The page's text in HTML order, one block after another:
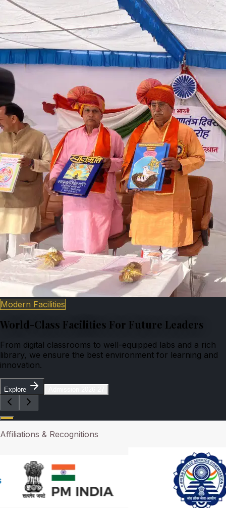
Modern Facilities
World-Class Facilities For Future Leaders
From digital classrooms to well-equipped labs and a rich
library, we ensure the best environment for learning and
innovation.
Explore
Affiliations & Recognitions